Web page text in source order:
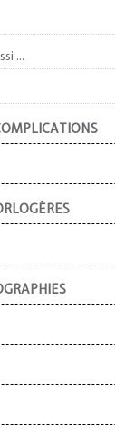
...